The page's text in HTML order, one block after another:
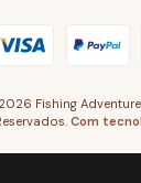
2026 Fishing
Com